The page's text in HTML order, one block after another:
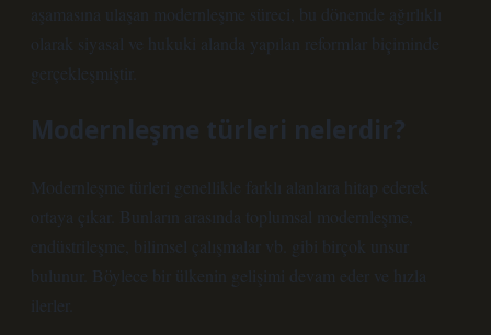
aşamasına ulaşan modernleşme süreci, bu dönemde ağırlıklı
olarak siyasal ve hukuki alanda yapılan reformlar biçiminde
gerçekleşmiştir.
Modernleşme türleri nelerdir?
Modernleşme türleri genellikle farklı alanlara hitap ederek
ortaya çıkar. Bunların arasında toplumsal modernleşme,
endüstrileşme, bilimsel çalışmalar vb. gibi birçok unsur
bulunur. Böylece bir ülkenin gelişimi devam eder ve hızla
ilerler.